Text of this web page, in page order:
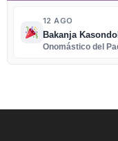
12 AGO
Bakanja
Onomástico del